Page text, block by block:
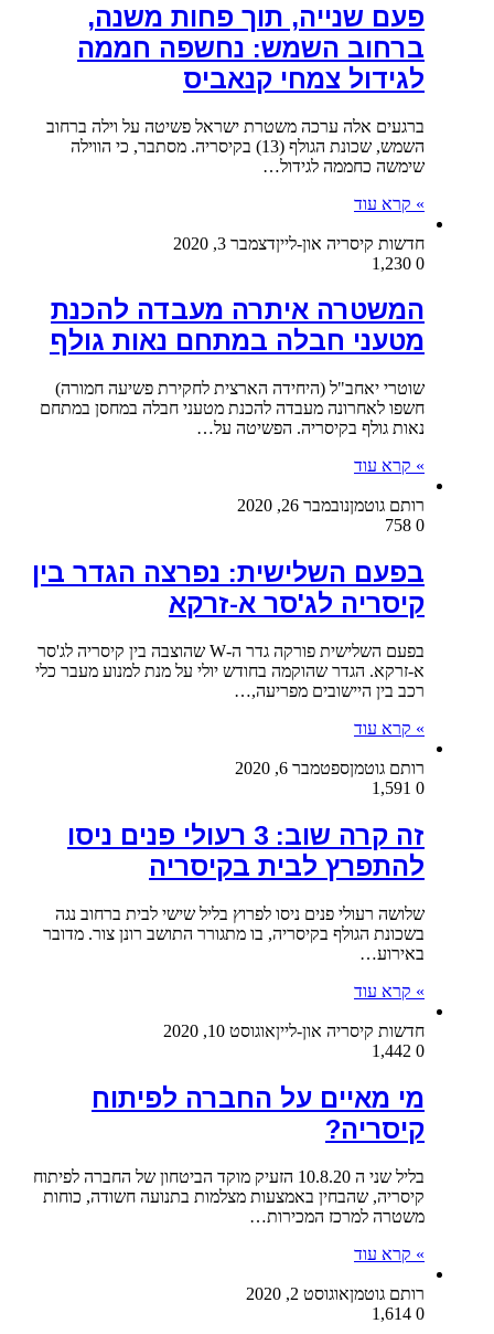
פעם שנייה, תוך פחות משנה,
ברחוב השמש: נחשפה חממה
לגידול צמחי קנאביס
ברגעים אלה ערכה משטרת ישראל פשיטה על וילה ברחוב
השמש, שכונת הגולף (13) בקיסריה. מסתבר, כי הווילה
שימשה כחממה לגידול…
» קרא עוד
חדשות קיסריה און-לייןדצמבר 3, 2020
0
המשטרה איתרה מעבדה להכנת
מטעני חבלה במתחם נאות גולף
שוטרי יאחב"ל (היחידה הארצית לחקירת פשיעה חמורה)
חשפו לאחרונה מעבדה להכנת מטעני חבלה במחסן במתחם
נאות גולף בקיסריה. הפשיטה על…
» קרא עוד
רותם גוטמןנובמבר 26, 2020
0
בפעם השלישית: נפרצה הגדר בין
קיסריה לג'סר א-זרקא
בפעם השלישית פורקה גדר ה-W שהוצבה בין קיסריה לג'סר
א-זרקא. הגדר שהוקמה בחודש יולי על מנת למנוע מעבר כלי
רכב בין היישובים מפריעה,…
» קרא עוד
רותם גוטמןספטמבר 6, 2020
0
זה קרה שוב: 3 רעולי פנים ניסו
להתפרץ לבית בקיסריה
שלושה רעולי פנים ניסו לפרוץ בליל שישי לבית ברחוב נגה
בשכונת הגולף בקיסריה, בו מתגורר התושב רונן צור. מדובר
באירוע…
» קרא עוד
חדשות קיסריה און-לייןאוגוסט 10, 2020
0
מי מאיים על החברה לפיתוח
קיסריה?
בליל שני ה 10.8.20 הזעיק מוקד הביטחון של החברה לפיתוח
קיסריה, שהבחין באמצעות מצלמות בתנועה חשודה, כוחות
משטרה למרכז המכירות…
» קרא עוד
רותם גוטמןאוגוסט 2, 2020
0